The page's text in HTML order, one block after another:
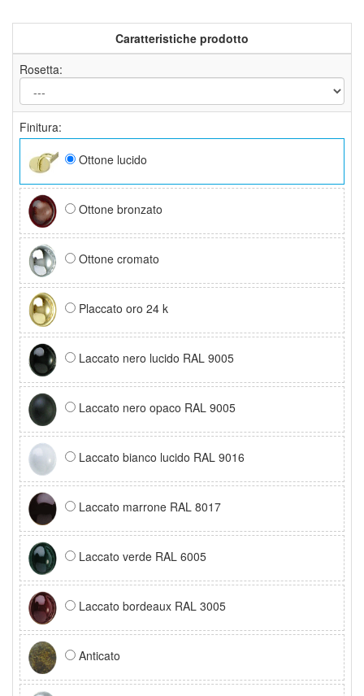
Caratteristiche prodotto
Rosetta:
Finitura:
Ottone lucido
Ottone bronzato
Ottone cromato
Placcato oro 24 k
Laccato nero lucido RAL 9005
Laccato nero opaco RAL 9005
Laccato bianco lucido RAL 9016
Laccato marrone RAL 8017
Laccato verde RAL 6005
Laccato bordeaux RAL 3005
Anticato